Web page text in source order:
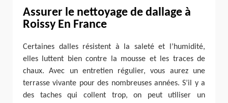
Assurer le nettoyage de dallage à
Roissy En France
Certaines dalles résistent à la saleté et l’humidité,
elles luttent bien contre la mousse et les traces de
chaux. Avec un entretien régulier, vous aurez une
terrasse vivante pour des nombreuses années. S’il y a
des taches qui collent trop, on peut utiliser un